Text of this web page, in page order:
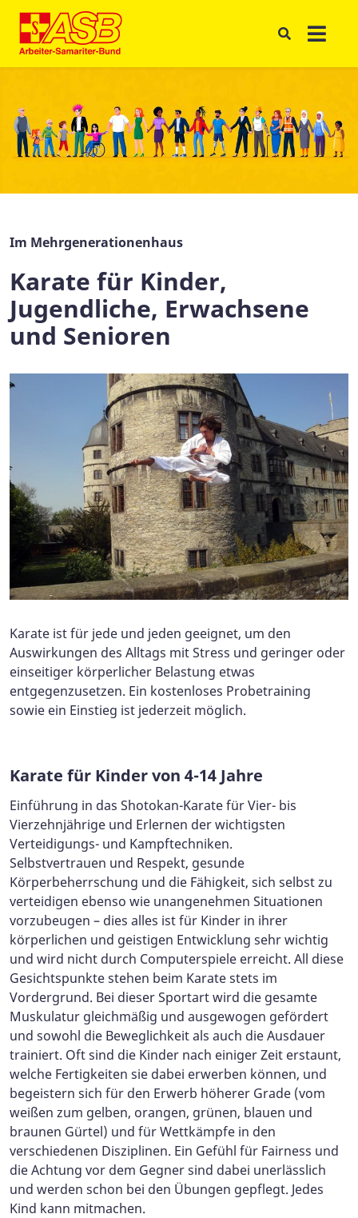
Im Mehrgenerationenhaus
Karate für Kinder,
Jugendliche, Erwachsene
und Senioren
Karate ist für jede und jeden geeignet, um den
Auswirkungen des Alltags mit Stress und geringer oder
einseitiger körperlicher Belastung etwas
entgegenzusetzen. Ein kostenloses Probetraining
sowie ein Einstieg ist jederzeit möglich.
Karate für Kinder von 4-14 Jahre
Einführung in das Shotokan-Karate für Vier- bis
Vierzehnjährige und Erlernen der wichtigsten
Verteidigungs- und Kampftechniken.
Selbstvertrauen und Respekt, gesunde
Körperbeherrschung und die Fähigkeit, sich selbst zu
verteidigen ebenso wie unangenehmen Situationen
vorzubeugen – dies alles ist für Kinder in ihrer
körperlichen und geistigen Entwicklung sehr wichtig
und wird nicht durch Computerspiele erreicht. All diese
Gesichtspunkte stehen beim Karate stets im
Vordergrund. Bei dieser Sportart wird die gesamte
Muskulatur gleichmäßig und ausgewogen gefördert
und sowohl die Beweglichkeit als auch die Ausdauer
trainiert. Oft sind die Kinder nach einiger Zeit erstaunt,
welche Fertigkeiten sie dabei erwerben können, und
begeistern sich für den Erwerb höherer Grade (vom
weißen zum gelben, orangen, grünen, blauen und
braunen Gürtel) und für Wettkämpfe in den
verschiedenen Disziplinen. Ein Gefühl für Fairness und
die Achtung vor dem Gegner sind dabei unerlässlich
und werden schon bei den Übungen gepflegt. Jedes
Kind kann mitmachen.